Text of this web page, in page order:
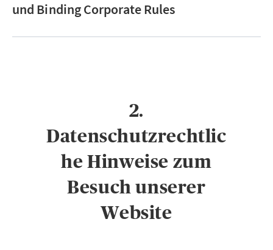
und Binding Corporate Rules
2.
Datenschutzrechtlic
he Hinweise zum
Besuch unserer
Website